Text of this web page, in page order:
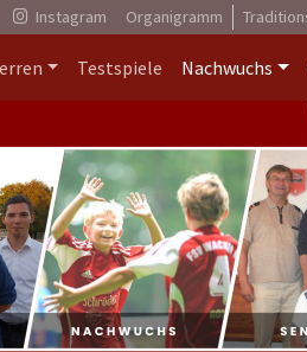
Instagram Organigramm
Testspiele Nachwuchs